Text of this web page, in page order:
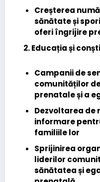
Creșterea
sănătate și
oferi îngrijire
2. Educația și
Campanii de
comunităților
prenatale și a
Dezvoltarea de
informare
familiile lor
Sprijinirea
liderilor
sănătatea și